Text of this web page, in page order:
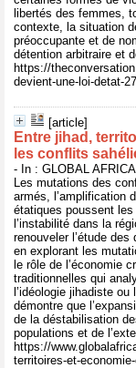
libertés des femmes,
contexte, la situation
préoccupante et de
détention arbitraire et
https://
devient-une-loi-detat-
[article]
Entre jihad,
les conflits
- In : GLOBAL
Les mutations des
armés, l’amplification
étatiques poussent
l’instabilité dans la
renouveler l’étude
en explorant les
le rôle de l’économie
traditionnelles qui
l’idéologie jihadiste
démontre que
de la déstabilisation
populations et de
https://
territoires-et-